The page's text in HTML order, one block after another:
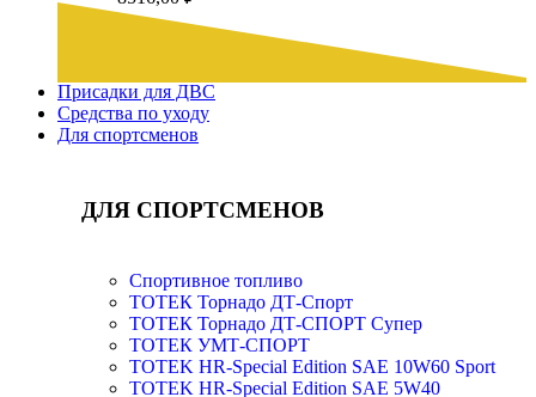
Присадки для ДВС
Средства по уходу
Для спортсменов
ДЛЯ СПОРТСМЕНОВ
Спортивное топливо
ТОТЕК Торнадо ДТ-Спорт
ТОТЕК Торнадо ДТ-СПОРТ Супер
ТОТЕК УМТ-СПОРТ
TOTEK HR-Special Edition SAE 10W60 Sport
TOTEK HR-Special Edition SAE 5W40